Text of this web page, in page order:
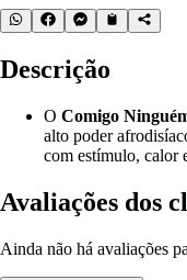
Descrição
O Comigo
alto poder
com estímulo, calor
Avaliações dos
Ainda não há avaliações